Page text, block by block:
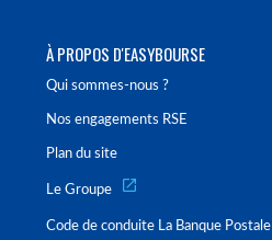
À PROPOS D'EASYBOURSE
Qui sommes-nous ?
Nos engagements RSE
Plan du site
Le Groupe
Code de conduite La Banque Postale